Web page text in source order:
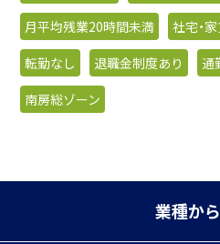
月平均残業20時間未満
社宅・
転勤なし
退職金制度あり 通
南房総ゾーン
業種か